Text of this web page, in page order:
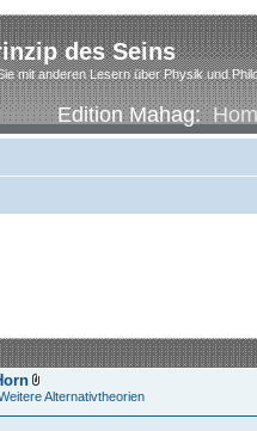
des Seins
mit anderen Lesern über Physik und
Edition Mahag:
Alternativtheorien